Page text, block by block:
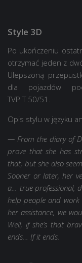
Style 3D
Po ukończeniu
otrzymać jeden z
Ulepszoną
dla pojazdów
TVP T 50/51.
Opis stylu w języku
— From the diary of
prove that she has
that, but she also
Sooner or later, her
a… true professional,
help people and
her assistance, we
Well, if she’s that
ends… If it ends.